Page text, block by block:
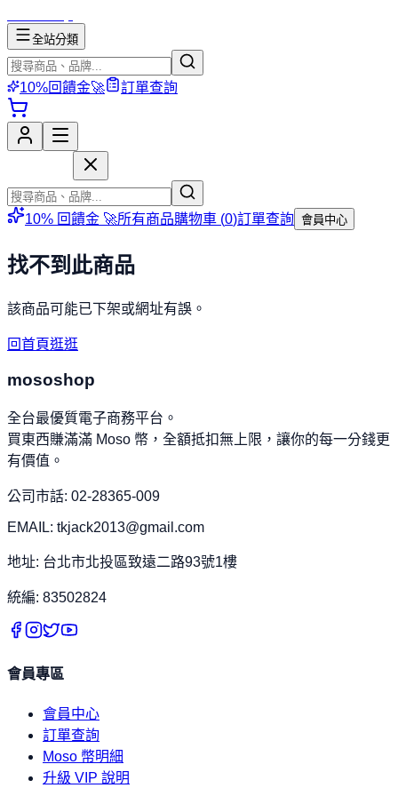
全站分類
10%回饋金🚀 訂單查詢
10% 回饋金 🚀所有商品購物車 (0)訂單查詢 會員中心
找不到此商品
該商品可能已下架或網址有誤。
回首頁逛逛
mososhop
全台最優質電子商務平台。
買東西賺滿滿 Moso 幣，全額抵扣無上限，讓你的每一分錢更
有價值。
公司市話: 02-28365-009
EMAIL: tkjack2013@gmail.com
地址: 台北市北投區致遠二路93號1樓
統編: 83502824
會員專區
會員中心
訂單查詢
Moso 幣明細
升級 VIP 說明